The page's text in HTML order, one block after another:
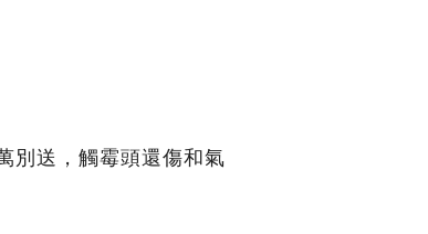
別送，觸霉頭還傷和氣